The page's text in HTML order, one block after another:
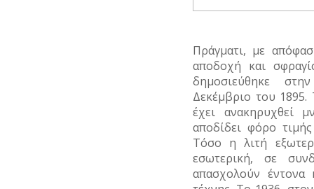
Πράγματι, με
αποδοχή και
δημοσιεύθηκε
Δεκέμβριο του
έχει ανακηρυχθεί
αποδίδει φόρο
Τόσο η λιτή
εσωτερική, σε
απασχολούν έντονα